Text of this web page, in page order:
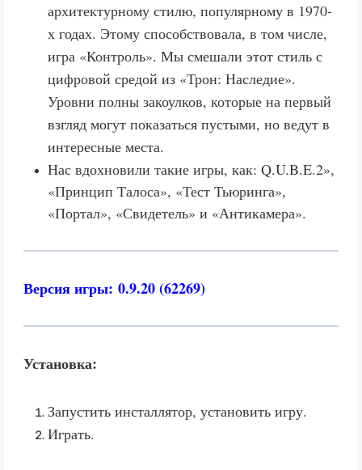
архитектурному стилю, популярному в 1970-
х годах. Этому способствовала, в том числе,
игра «Контроль». Мы смешали этот стиль с
цифровой средой из «Трон: Наследие».
Уровни полны закоулков, которые на первый
взгляд могут показаться пустыми, но ведут в
интересные места.
Нас вдохновили такие игры, как: Q.U.B.E.2»,
«Принцип Талоса», «Тест Тьюринга»,
«Портал», «Свидетель» и «Антикамера».
Версия игры: 0.9.20 (62269)
Установка:
Запустить инсталлятор, установить игру.
Играть.